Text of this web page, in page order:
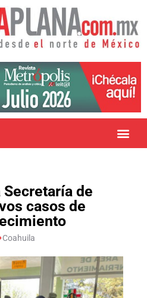
de
casos de
Coahuila